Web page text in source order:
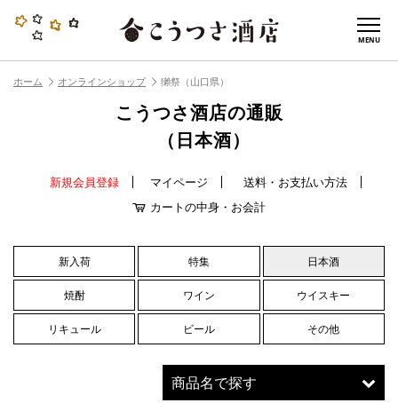
MENU
ホーム オンラインショップ 獺祭（山口県）
こうつさ酒店の通販
（日本酒）
新規会員登録 マイページ
送料・お支払い方法
カートの中身・お会計
新入荷 特集 日本酒
焼酎 ワイン ウイスキー
リキュール ビール その他
商品名で探す